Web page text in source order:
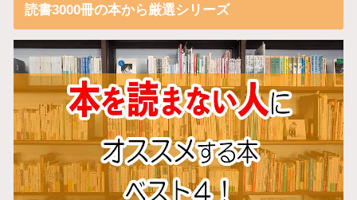
読書3000冊の本から厳選シリーズ